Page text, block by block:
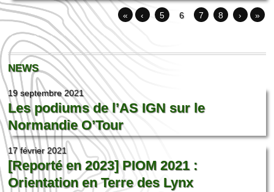
« ‹ 5 6 7 8 › »
NEWS
19 septembre 2021
Les podiums de l’AS IGN sur le
Normandie O’Tour
17 février 2021
[Reporté en 2023] PIOM 2021 :
Orientation en Terre des Lynx